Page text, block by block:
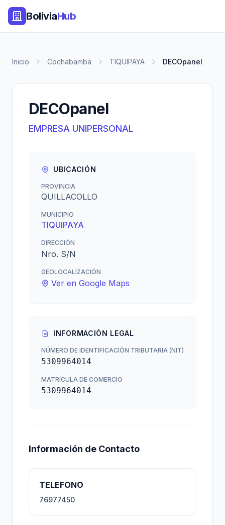
BoliviaHub
Inicio Cochabamba TIQUIPAYA DECOpanel
DECOpanel
EMPRESA UNIPERSONAL
UBICACIÓN
PROVINCIA
QUILLACOLLO
MUNICIPIO
TIQUIPAYA
DIRECCIÓN
Nro. S/N
GEOLOCALIZACIÓN
Ver en Google Maps
INFORMACIÓN LEGAL
NÚMERO DE IDENTIFICACIÓN TRIBUTARIA (NIT)
5309964014
MATRÍCULA DE COMERCIO
5309964014
Información de Contacto
TELEFONO
76977450